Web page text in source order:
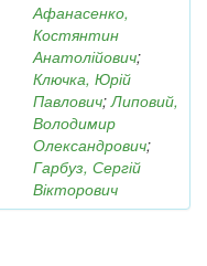
Афанасенко,
Костянтин
Анатолійович;
Ключка, Юрій
Павлович;Липовий,
Володимир
Олександрович;
Гарбуз, Сергій
Вікторович